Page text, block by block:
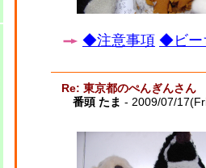
◆注意事項 ◆ビー
Re: 東京都のぺんぎんさん
番頭 たま - 2009/07/